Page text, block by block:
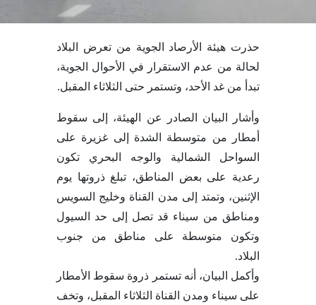
حذرت هيئة الأرصاد الجوية من تعرض البلاد
لحالة من عدم الاستقرار في الأحوال الجوية،
تبدأ من غد الأحد، وتستمر حتى الثلاثاء المقبل.
وأشار البيان الصادر عن الهيئة، إلى سقوط
أمطار من متوسطة الشدة إلى غزيرة على
السواحل الشمالية والوجه البحري تكون
رعدية على بعض المناطق، تبلغ ذروتها يوم
الإثنين، وتمتد إلى مدن القناة وخليج السويس
ومناطق من سيناء قد تصل إلى حد السيول
وتكون متوسطة على مناطق من جنوب
البلاد.
وأكمل البيان، أنه تستمر ذروة سقوط الأمطار
على سيناء ومدن القناة الثلاثاء المقبل، وتخف